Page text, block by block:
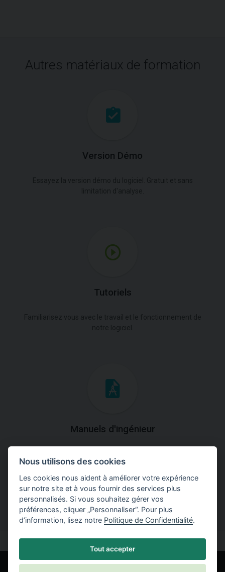
Autres matériaux de formation
Version Démo
Tutoriels
Manuels d'ingénieur
théoriques et pratiques du fonctionnement des
programmes.
Nous utilisons des cookies
Les cookies nous aident à améliorer votre expérience
sur notre site et à vous fournir des services plus
personnalisés. Si vous souhaitez gérer vos
préférences, cliquer „Personnaliser“. Pour plus
d’information, lisez notre Politique de Confidentialité.
Tout accepter